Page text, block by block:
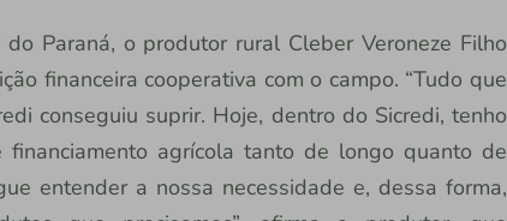
Paraná, o produtor rural Cleber Veroneze Filho
financeira cooperativa com o campo. “Tudo que
conseguiu suprir. Hoje, dentro do Sicredi, tenho
financiamento agrícola tanto de longo quanto de
entender a nossa necessidade e, dessa forma,